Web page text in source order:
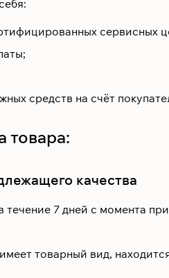
сервисных
средств на счёт
товара:
качества
течение 7 дней с момента
товарный вид,